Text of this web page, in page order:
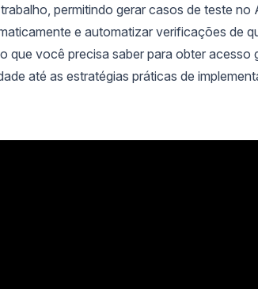
permitindo gerar casos de teste no
e automatizar verificações de
que você precisa saber para obter acesso
até as estratégias práticas de